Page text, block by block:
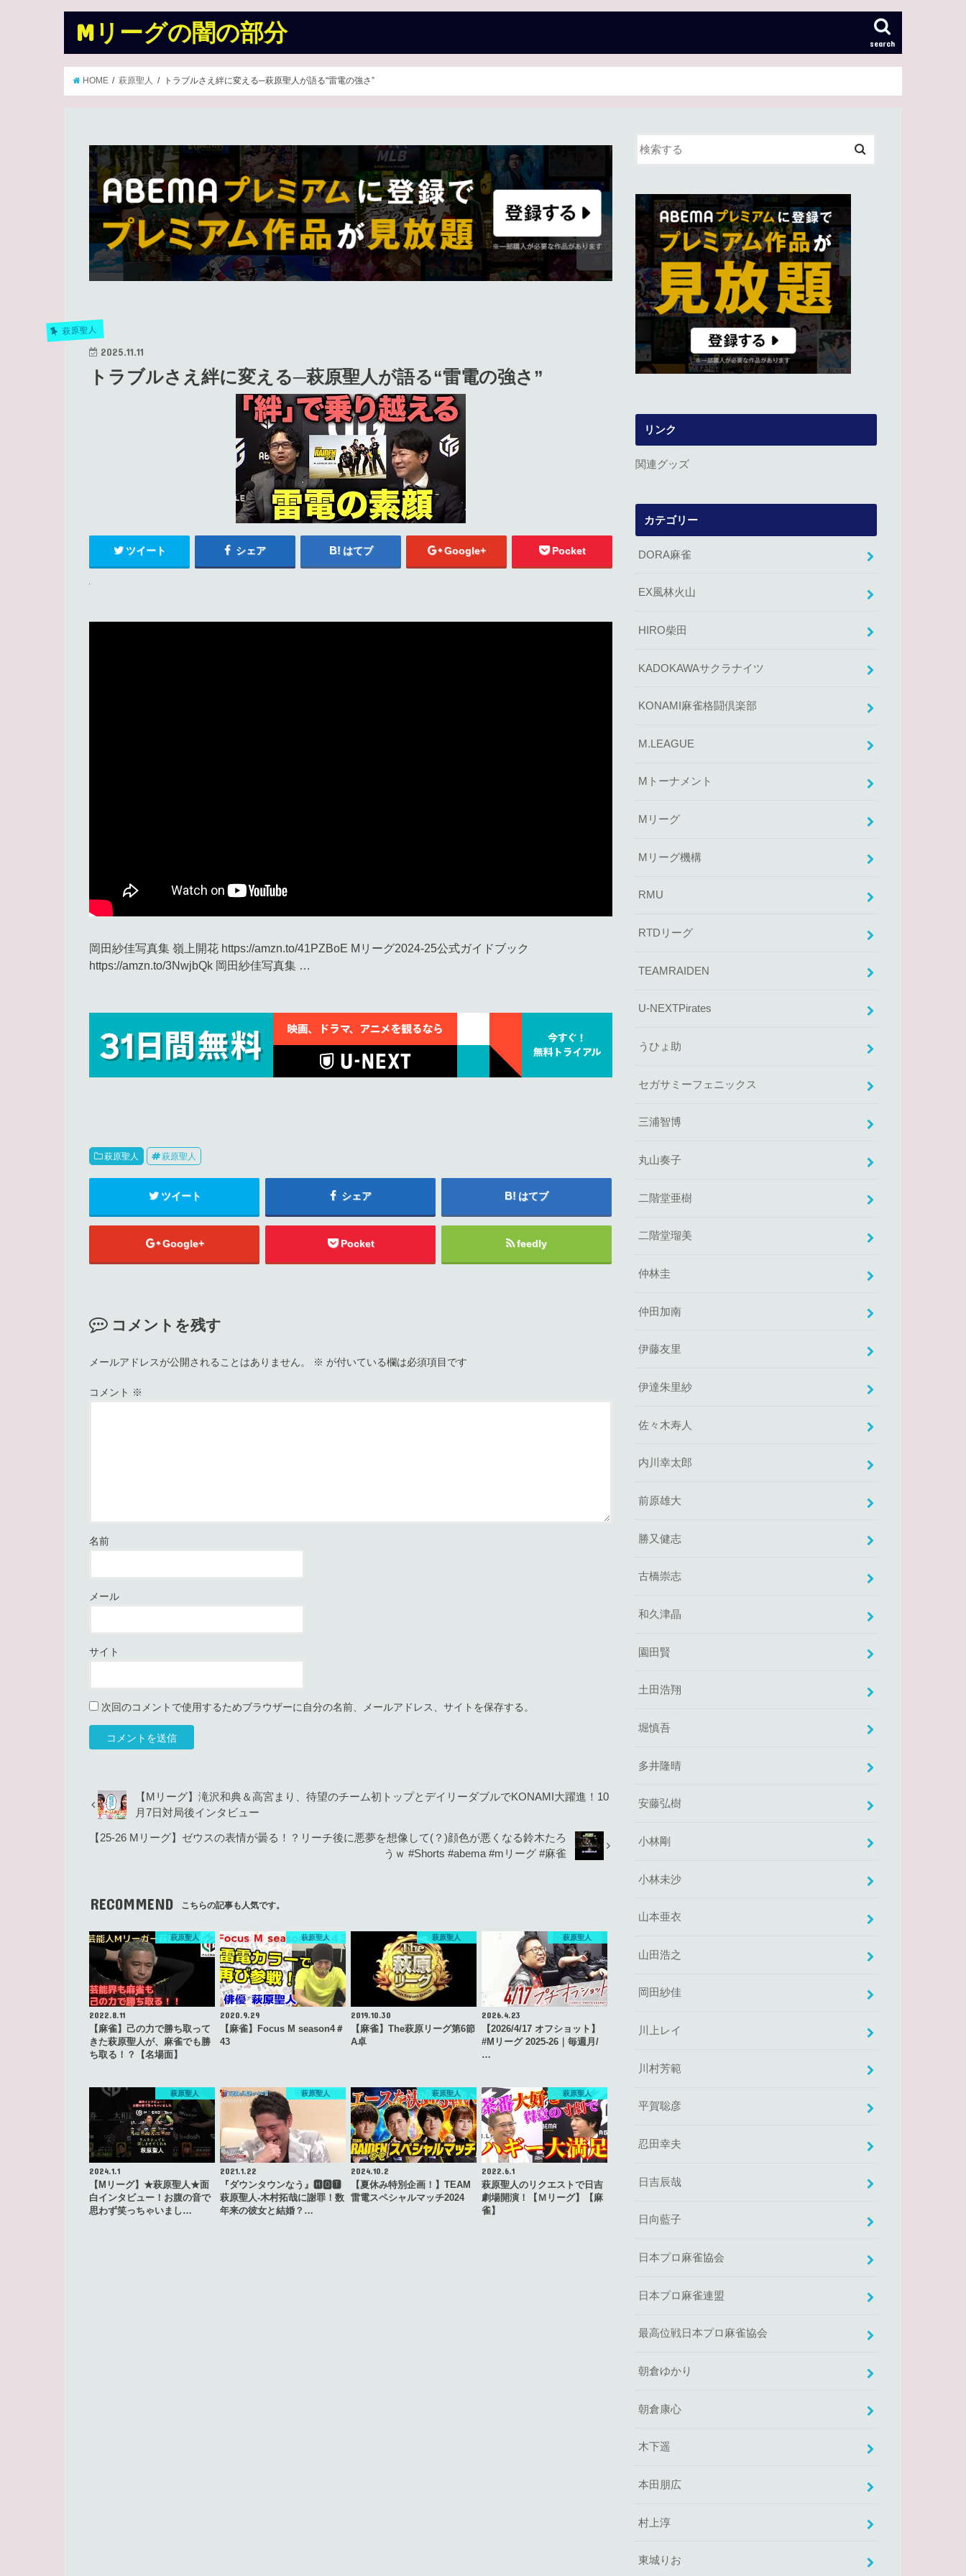
Mリーグの闇の部分 search
HOME 萩原聖人 トラブルさえ絆に変える─萩原聖人が語る“雷電の強さ”
萩原聖人
2025.11.11
トラブルさえ絆に変える─萩原聖人が語る“雷電の強さ”
ツイート シェア はてブ Google+ Pocket
岡田紗佳写真集 嶺上開花 https://amzn.to/41PZBoE Mリーグ2024-25公式ガイドブック
https://amzn.to/3NwjbQk 岡田紗佳写真集 …
萩原聖人 萩原聖人
ツイート シェア はてブ
Google+ Pocket feedly
コメントを残す
メールアドレスが公開されることはありません。 ※ が付いている欄は必須項目です
コメント ※
名前
メール
サイト
次回のコメントで使用するためブラウザーに自分の名前、メールアドレス、サイトを保存する。
【Mリーグ】滝沢和典＆高宮まり、待望のチーム初トップとデイリーダブルでKONAMI大躍進！10
月7日対局後インタビュー
【25-26 Mリーグ】ゼウスの表情が曇る！？リーチ後に悪夢を想像して(？)顔色が悪くなる鈴木たろ
うｗ #Shorts #abema #mリーグ #麻雀
RECOMMEND こちらの記事も人気です。
萩原聖人
2022.8.11
【麻雀】己の力で勝ち取って
きた萩原聖人が、麻雀でも勝
ち取る！？【名場面】
萩原聖人
2020.9.29
【麻雀】Focus M season4＃
43
萩原聖人
2019.10.30
【麻雀】The萩原リーグ第6節
A卓
萩原聖人
2026.4.23
【2026/4/17 オフショット】
#Mリーグ 2025-26｜毎週月/
…
萩原聖人
2024.1.1
【Mリーグ】★萩原聖人★面
白インタビュー！お腹の音で
思わず笑っちゃいまし…
萩原聖人
2021.1.22
『ダウンタウンなう』🅷🅾🆃
萩原聖人-木村拓哉に謝罪！数
年来の彼女と結婚？…
萩原聖人
2024.10.2
【夏休み特別企画！】TEAM
雷電スペシャルマッチ2024
萩原聖人
2022.6.1
萩原聖人のリクエストで日吉
劇場開演！【Ｍリーグ】【麻
雀】
リンク
関連グッズ
カテゴリー
DORA麻雀
EX風林火山
HIRO柴田
KADOKAWAサクラナイツ
KONAMI麻雀格闘倶楽部
M.LEAGUE
Mトーナメント
Mリーグ
Mリーグ機構
RMU
RTDリーグ
TEAMRAIDEN
U-NEXTPirates
うひょ助
セガサミーフェニックス
三浦智博
丸山奏子
二階堂亜樹
二階堂瑠美
仲林圭
仲田加南
伊藤友里
伊達朱里紗
佐々木寿人
内川幸太郎
前原雄大
勝又健志
古橋崇志
和久津晶
園田賢
土田浩翔
堀慎吾
多井隆晴
安藤弘樹
小林剛
小林未沙
山本亜衣
山田浩之
岡田紗佳
川上レイ
川村芳範
平賀聡彦
忍田幸夫
日吉辰哉
日向藍子
日本プロ麻雀協会
日本プロ麻雀連盟
最高位戦日本プロ麻雀協会
朝倉ゆかり
朝倉康心
木下遥
本田朋広
村上淳
東城りお